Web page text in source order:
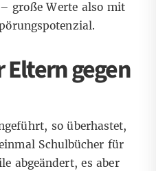
große Werte also mit
gegen
so überhastet,
Schulbücher für
abgeändert, es aber